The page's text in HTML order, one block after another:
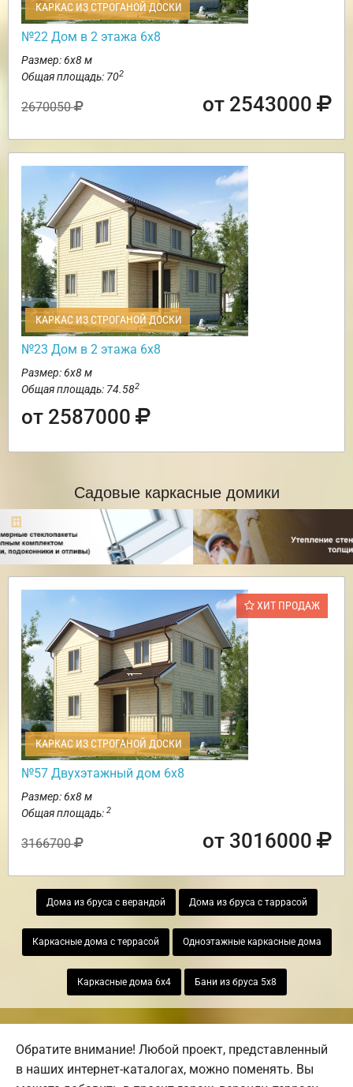
КАРКАС ИЗ СТРОГАНОЙ ДОСКИ
№22 Дом в 2 этажа 6х8
Размер: 6х8 м
Общая площадь: 702
2670050 от 2543000
КАРКАС ИЗ СТРОГАНОЙ ДОСКИ
№23 Дом в 2 этажа 6х8
Размер: 6х8 м
Общая площадь: 74.582
от 2587000
Садовые каркасные домики
ХИТ ПРОДАЖ
КАРКАС ИЗ СТРОГАНОЙ ДОСКИ
№57 Двухэтажный дом 6х8
Размер: 6х8 м
Общая площадь: 2
3166700 от 3016000
Дома из бруса с верандой Дома из бруса с таррасой
Каркасные дома с террасой Одноэтажные каркасные дома
Каркасные дома 6х4 Бани из бруса 5х8
Обратите внимание! Любой проект, представленный
в наших интернет-каталогах, можно поменять. Вы